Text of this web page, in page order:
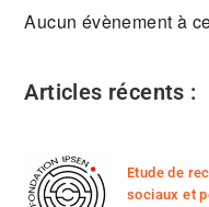
Aucun évènement à
Articles récents :
Etude de
sociaux et